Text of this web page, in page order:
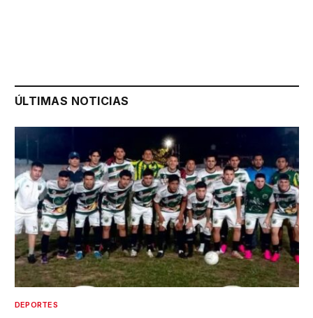
ÚLTIMAS NOTICIAS
DEPORTES